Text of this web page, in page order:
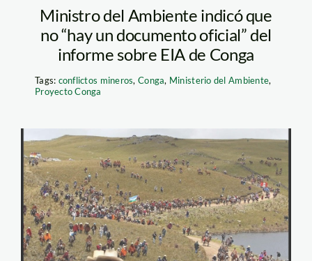
Ministro del Ambiente indicó que
no “hay un documento oficial” del
informe sobre EIA de Conga
Tags: conflictos mineros,Conga, Ministerio del Ambiente,
Proyecto Conga
cajamarca_1